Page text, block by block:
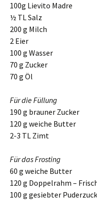
100g Lievito Madre
½ TL Salz
200 g Milch
2 Eier
100 g Wasser
70 g Zucker
70 g Öl
Für die Füllung
190 g brauner Zucker
120 g weiche Butter
2-3 TL Zimt
Für das Frosting
60 g weiche Butter
120 g Doppelrahm –
100 g gesiebter